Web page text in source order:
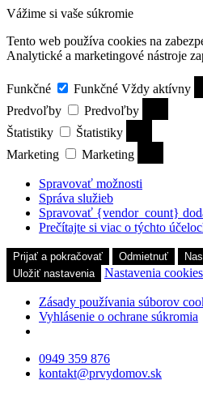
Vážime si vaše súkromie
Tento web používa cookies na
Analytické a marketingové nástroje
Funkčné Funkčné Vždy aktívny
Predvoľby
Predvoľby
Štatistiky
Štatistiky
Marketing
Marketing
Spravovať možnosti
Správa služieb
Spravovať {vendor_count}
Prečítajte si viac o týchto
Prijať a pokračovať Odmietnuť
Uložiť nastavenia
Nastavenia cookies
Zásady používania súborov
Vyhlásenie o ochrane súkromia
0949 359 876
kontakt@prvydomov.sk